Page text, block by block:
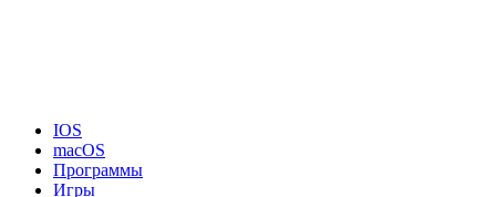
IOS
macOS
Программы
Игры